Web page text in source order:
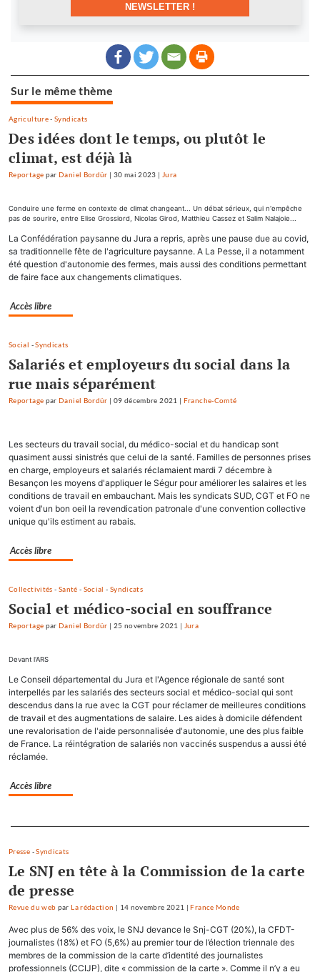
NEWSLETTER !
Sur le même thème
Agriculture-Syndicats
Des idées dont le temps, ou plutôt le
climat, est déjà là
Reportage par Daniel Bordür 30 mai 2023 Jura
Conduire une ferme en contexte de climat changeant... Un débat sérieux, qui n'empêche
pas de sourire, entre Elise Grossiord, Nicolas Girod, Matthieu Cassez et Salim Nalajoie...
La Confédération paysanne du Jura a repris, après une pause due au covid,
sa traditionnelle fête de l'agriculture paysanne. A La Pesse, il a notamment
été question d'autonomie des fermes, mais aussi des conditions permettant
de faire face aux changements climatiques.
Accès libre
Social -Syndicats
Salariés et employeurs du social dans la
rue mais séparément
Reportage par Daniel Bordür 09 décembre 2021 Franche-Comté
Les secteurs du travail social, du médico-social et du handicap sont
quasiment aussi sinistrés que celui de la santé. Familles de personnes prises
en charge, employeurs et salariés réclamaient mardi 7 décembre à
Besançon les moyens d'appliquer le Ségur pour améliorer les salaires et les
conditions de travail en embauchant. Mais les syndicats SUD, CGT et FO ne
voient d'un bon oeil la revendication patronale d'une convention collective
unique qu'ils estiment au rabais.
Accès libre
Collectivités - Santé - Social - Syndicats
Social et médico-social en souffrance
Reportage par Daniel Bordür 25 novembre 2021 Jura
Devant l'ARS
Le Conseil départemental du Jura et l'Agence régionale de santé sont
interpellés par les salariés des secteurs social et médico-social qui sont
descendus dans la rue avec la CGT pour réclamer de meilleures conditions
de travail et des augmentations de salaire. Les aides à domicile défendent
une revalorisation de l'aide personnalisée d'autonomie, une des plus faible
de France. La réintégration de salariés non vaccinés suspendus a aussi été
réclamée.
Accès libre
Separateur
Presse -Syndicats
Le SNJ en tête à la Commission de la carte
de presse
Revue du web par La rédaction 14 novembre 2021 France Monde
Avec plus de 56% des voix, le SNJ devance le Snj-CGT (20%), la CFDT-
journalistes (18%) et FO (5,6%) au premier tour de l’élection triennale des
membres de la commission de la carte d’identité des journalistes
professionnels (CCIJP), dite « commission de la carte ». Comme il n’y a eu